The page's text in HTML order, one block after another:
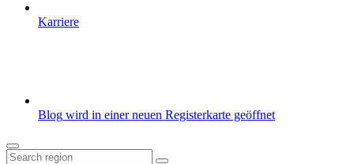
Karriere
Blog wird in einer neuen Registerkarte geöffnet